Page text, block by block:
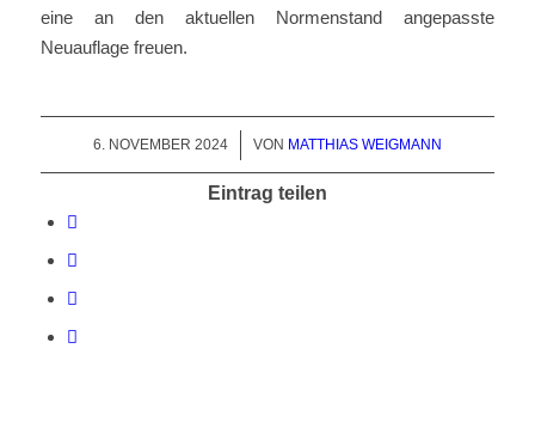
eine an den aktuellen Normenstand angepasste
Neuauflage freuen.
6. NOVEMBER 2024
/ VON MATTHIAS WEIGMANN
Eintrag teilen